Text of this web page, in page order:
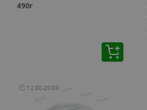
490г
🕘 12:00-20:00